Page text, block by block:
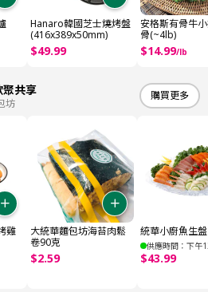
Hanaro韓國芝士燒烤盤
(416x389x50mm)
$49.99
安格斯有骨牛小
骨(~4lb)
$14.99/lb
聚共享
坊
購買更多
雞
大統華麵包坊海苔肉鬆
卷90克
$2.59
統華小廚魚生盤
供應時間：下午
$43.99